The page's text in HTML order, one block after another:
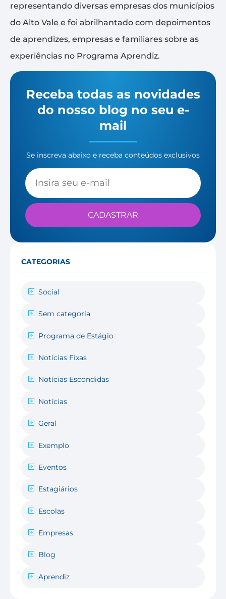
representando diversas empresas dos municípios
do Alto Vale e foi abrilhantado com depoimentos
de aprendizes, empresas e familiares sobre as
experiências no Programa Aprendiz.
Receba todas as novidades
do nosso blog no seu e-
mail
Se inscreva abaixo e receba conteúdos exclusivos
CADASTRAR
CATEGORIAS
Social
Sem categoria
Programa de Estágio
Notícias Fixas
Notícias Escondidas
Notícias
Geral
Exemplo
Eventos
Estagiários
Escolas
Empresas
Blog
Aprendiz